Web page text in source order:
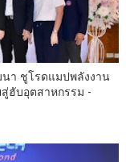
นา ชูโรดแมปพลังงาน
ฮับอุตสาหกรรม -